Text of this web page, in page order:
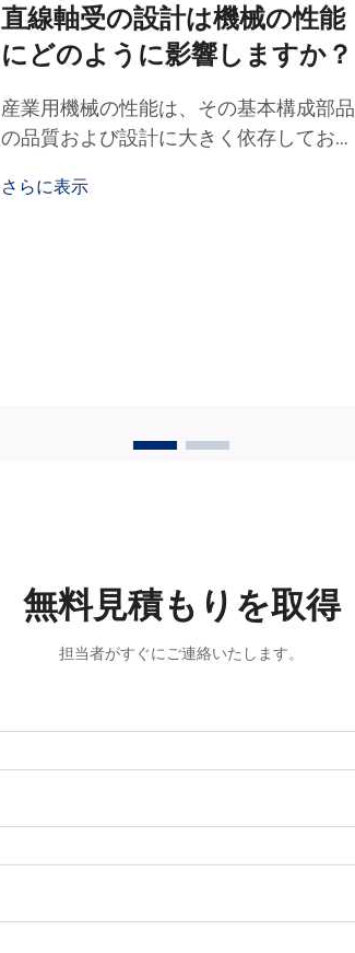
直線軸受の設計は機械の性能
にどのように影響しますか？
産業用機械の性能は、その基本構成部品
の品質および設計に大きく依存してお
率を決定する上で極めて重要な役割を果
さらに表示
無料見積もりを取得
担当者がすぐにご連絡いたします。